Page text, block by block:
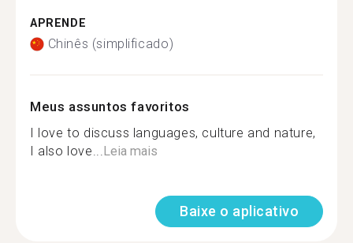
APRENDE
Chinês (simplificado)
Meus assuntos favoritos
I love to discuss languages, culture and nature,
I also love...Leia mais
Baixe o aplicativo